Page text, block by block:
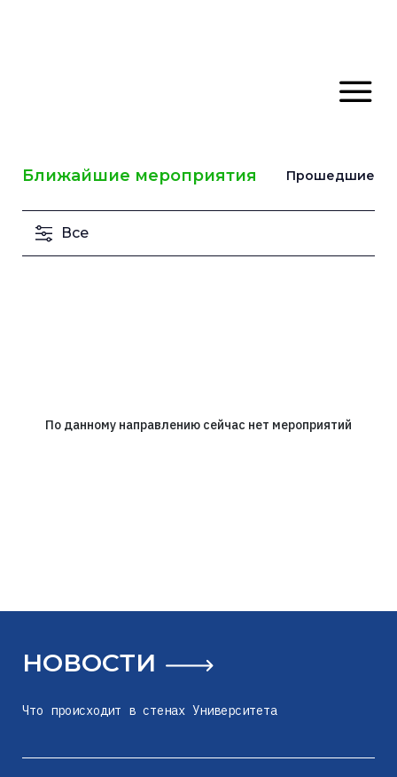
Ближайшие мероприятия Прошедшие
Все
По данному направлению сейчас нет мероприятий
НОВОСТИ
Что происходит в стенах Университета